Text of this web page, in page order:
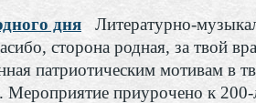
дня
Литературно-
сторона родная, за твой
патриотическим мотивам в
Мероприятие приурочено к